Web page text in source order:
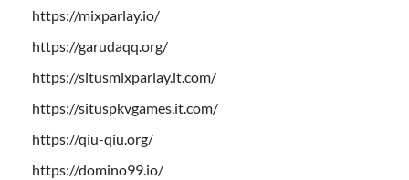
https://mixparlay.io/
https://garudaqq.org/
https://situsmixparlay.it.com/
https://situspkvgames.it.com/
https://qiu-qiu.org/
https://domino99.io/